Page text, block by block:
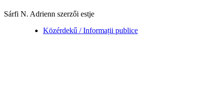
Sárfi N. Adrienn szerzői estje
Közérdekű / Informații publice